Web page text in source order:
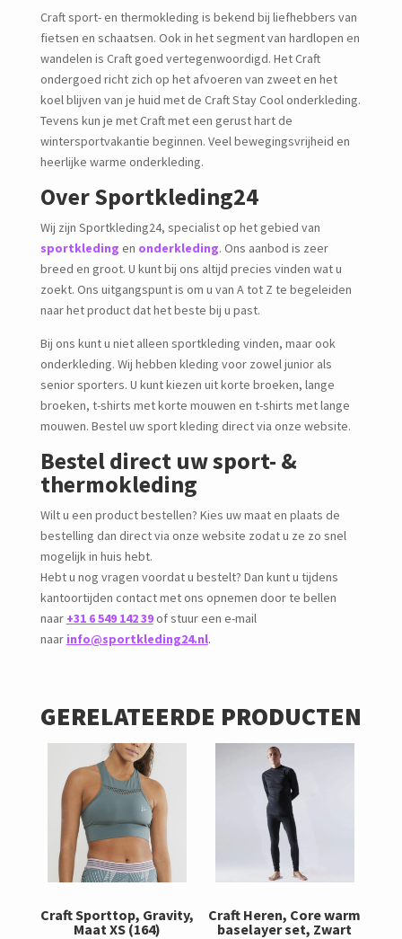
Craft sport- en thermokleding is bekend bij liefhebbers van
fietsen en schaatsen. Ook in het segment van hardlopen en
wandelen is Craft goed vertegenwoordigd. Het Craft
ondergoed richt zich op het afvoeren van zweet en het
koel blijven van je huid met de Craft Stay Cool onderkleding.
Tevens kun je met Craft met een gerust hart de
wintersportvakantie beginnen. Veel bewegingsvrijheid en
heerlijke warme onderkleding.
Over Sportkleding24
Wij zijn Sportkleding24, specialist op het gebied van
sportkleding en onderkleding. Ons aanbod is zeer
breed en groot. U kunt bij ons altijd precies vinden wat u
zoekt. Ons uitgangspunt is om u van A tot Z te begeleiden
naar het product dat het beste bij u past.
Bij ons kunt u niet alleen sportkleding vinden, maar ook
onderkleding. Wij hebben kleding voor zowel junior als
senior sporters. U kunt kiezen uit korte broeken, lange
broeken, t-shirts met korte mouwen en t-shirts met lange
mouwen. Bestel uw sport kleding direct via onze website.
Bestel direct uw sport- &
thermokleding
Wilt u een product bestellen? Kies uw maat en plaats de
bestelling dan direct via onze website zodat u ze zo snel
mogelijk in huis hebt.
Hebt u nog vragen voordat u bestelt? Dan kunt u tijdens
kantoortijden contact met ons opnemen door te bellen
naar +31 6 549 142 39of stuur een e-mail
naar info@sportkleding24.nl.
GERELATEERDE PRODUCTEN
Craft Sporttop, Gravity,
Maat XS (164)
Craft Heren, Core warm
baselayer set, Zwart